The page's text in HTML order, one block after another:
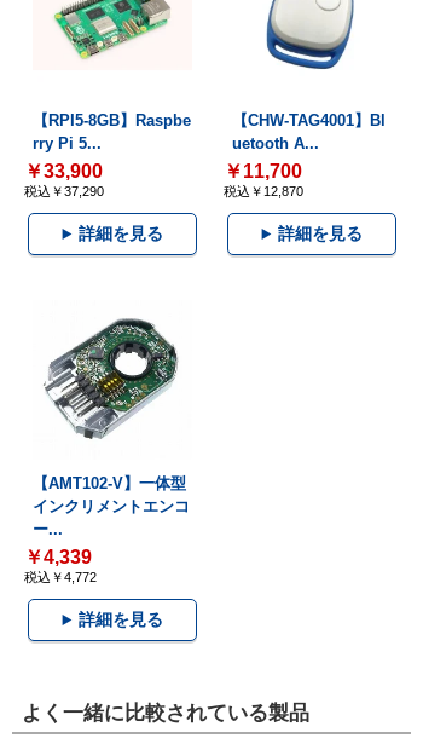
【RPI5-8GB】Raspbe
rry Pi 5...
￥33,900
税込￥37,290
詳細を見る
【CHW-TAG4001】Bl
uetooth A...
￥11,700
税込￥12,870
詳細を見る
【AMT102-V】一体型
インクリメントエンコ
ー...
￥4,339
税込￥4,772
詳細を見る
よく一緒に比較されている製品